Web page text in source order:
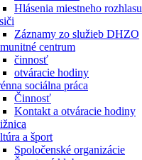
Hlásenia miestneho rozhlasu
Záznamy zo služieb DHZO
centrum
činnosť
otváracie hodiny
sociálna práca
Činnosť
Kontakt a otváracie hodiny
a šport
Spoločenské organizácie